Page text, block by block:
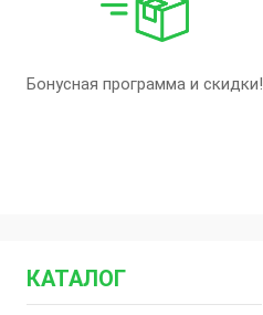
Бонусная программа и скидки!
КАТАЛОГ